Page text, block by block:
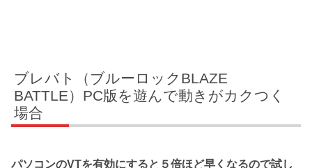
ブレバト（ブルーロックBLAZE
BATTLE）PC版を遊んで動きがカクつく
場合
パソコンのVTを有効にすると５倍ほど早くなるので試し